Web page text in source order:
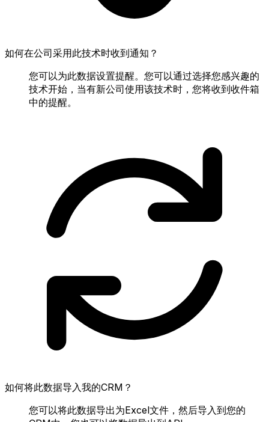
如何在公司采用此技术时收到通知？
您可以为此数据设置提醒。您可以通过选择您感兴趣的
技术开始，当有新公司使用该技术时，您将收到收件箱
中的提醒。
如何将此数据导入我的CRM？
您可以将此数据导出为Excel文件，然后导入到您的